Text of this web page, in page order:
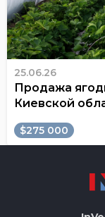
25.06.26
Продажа
Киевской
$275 000